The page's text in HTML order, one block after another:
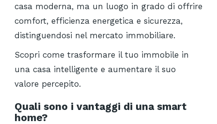
casa moderna, ma un luogo in grado di offrire
comfort, efficienza energetica e sicurezza,
distinguendosi nel mercato immobiliare.
Scopri come trasformare il tuo immobile in
una casa intelligente e aumentare il suo
valore percepito.
Quali sono i vantaggi di una smart
home?